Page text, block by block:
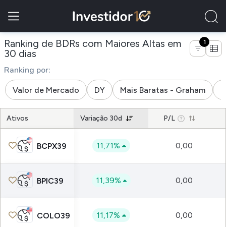
Ranking de BDRs com Maiores Altas em
30 dias
1
Ranking por:
Valor de Mercado DY Mais Baratas - Graham
Ativos Variação 30d P/L
BCPX39 11,71% 0,00
BPIC39 11,39% 0,00
COLO39 11,17% 0,00